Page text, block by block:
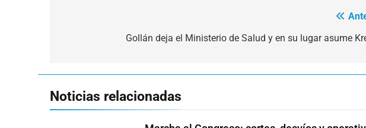
Gollán deja el Ministerio de Salud y en su lugar asume
Noticias relacionadas